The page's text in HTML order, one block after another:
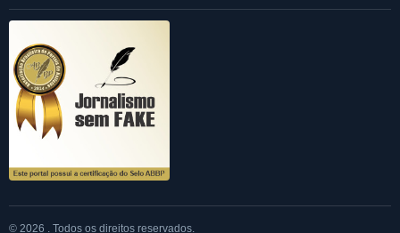
© 2026 . Todos os direitos reservados.